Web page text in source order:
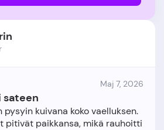
Maj 7, 2026
sateen
pysyin kuivana koko vaelluksen.
pitivät paikkansa, mikä rauhoitti